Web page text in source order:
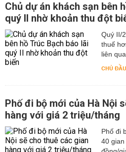
Chủ dự án khách sạn bên
quý II nhờ khoản thu đột
Quý II/
thuế
liên
CHỦ
Phố đi bộ mới của Hà Nội
hàng với giá 2 triệu/tháng
Phố đi
40